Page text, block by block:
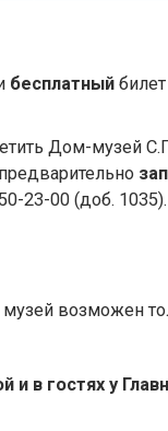
бесплатный
Дом-музей
23-00 (доб. 1035).
возможен
и в гостях у